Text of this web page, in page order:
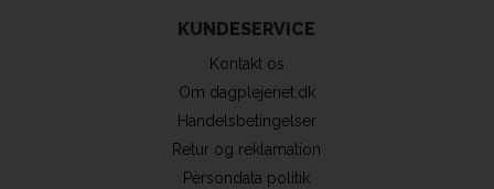
KUNDESERVICE
Kontakt os
Om dagplejenet.dk
Handelsbetingelser
Retur og reklamation
Persondata politik